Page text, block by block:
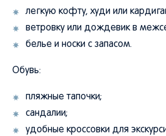
легкую кофту, худи или
ветровку или дождевик в
белье и носки с запасом.
Обувь:
пляжные тапочки;
сандалии;
удобные кроссовки для